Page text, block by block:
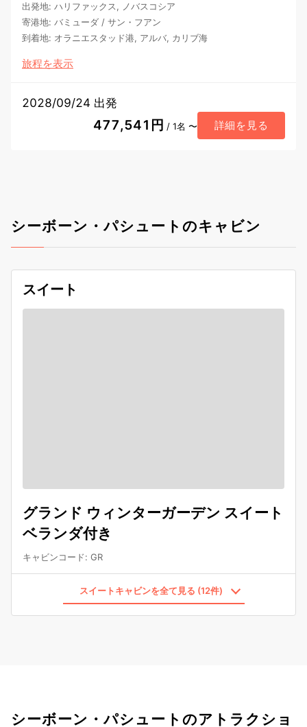
出発地: ハリファックス, ノバスコシア
寄港地: バミューダ / サン・フアン
到着地: オラニエスタッド港, アルバ, カリブ海
旅程を表示
2028/09/24 出発
477,541円 / 1名 〜 詳細を見る
シーボーン・パシュートのキャビン
スイート
グランド ウィンターガーデン スイート
ベランダ付き
キャビンコード: GR
スイートキャビンを全て見る (12件)
シーボーン・パシュートのアトラクショ